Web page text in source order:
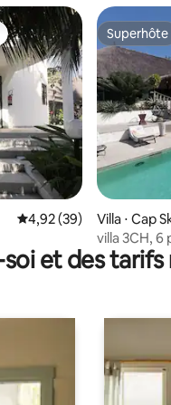
: 4,86 sur 5
plus appréciés
Évaluation moyenne sur
4,92 (39)
Superhôte
Superhôte
Villa ⋅ Cap
villa 3CH, 6
et des